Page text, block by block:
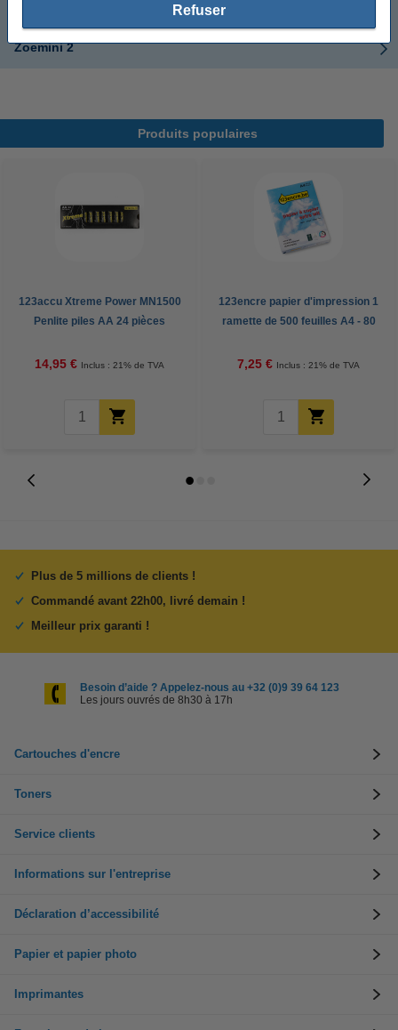
Refuser
Zoemini 2
Produits populaires
123accu Xtreme Power MN1500
Penlite piles AA 24 pièces
14,95 € Inclus : 21% de TVA
123encre papier d'impression 1
ramette de 500 feuilles A4 - 80
7,25 € Inclus : 21% de TVA
Plus de 5 millions de clients !
Commandé avant 22h00, livré demain !
Meilleur prix garanti !
Besoin d’aide ? Appelez-nous au +32 (0)9 39 64 123
Les jours ouvrés de 8h30 à 17h
Cartouches d'encre
Toners
Service clients
Informations sur l'entreprise
Déclaration d’accessibilité
Papier et papier photo
Imprimantes